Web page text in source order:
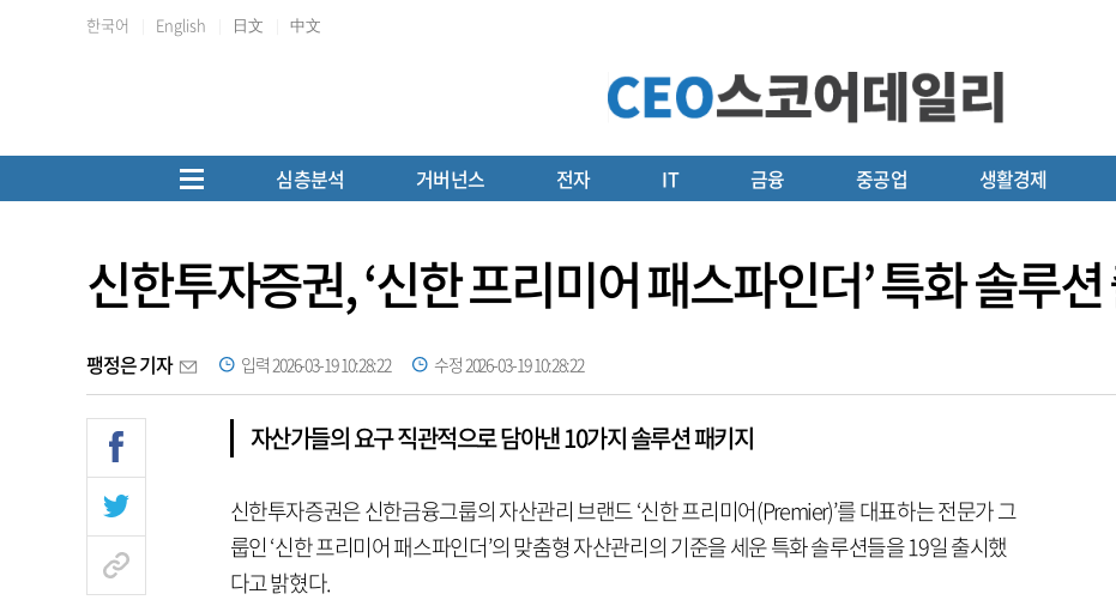
한국어 English 日文 中文
심층분석 거버넌스 전자 IT 금융 중공업 생활경제
신한투자증권, ‘신한 프리미어 패스파인더’ 특화 솔루션
팽정은 기자 입력 2026-03-19 10:28:22 수정 2026-03-19 10:28:22
자산가들의 요구 직관적으로 담아낸 10가지 솔루션 패키지
신한투자증권은 신한금융그룹의 자산관리 브랜드 ‘신한 프리미어(Premier)’를 대표하는 전문가 그
룹인 ‘신한 프리미어 패스파인더’의 맞춤형 자산관리의 기준을 세운 특화 솔루션들을 19일 출시했
다고 밝혔다.